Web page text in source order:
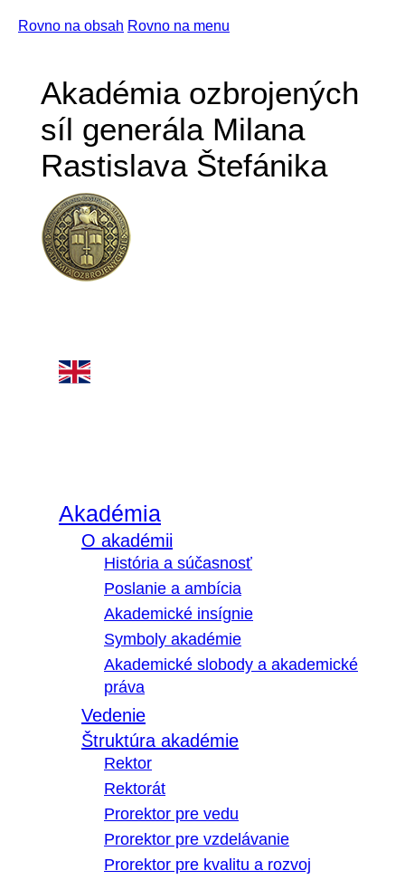
Rovno na obsah Rovno na menu
Akadémia ozbrojených
síl generála Milana
Rastislava Štefánika
Akadémia
O akadémii
História a súčasnosť
Poslanie a ambícia
Akademické insígnie
Symboly akadémie
Akademické slobody a akademické
práva
Vedenie
Štruktúra akadémie
Rektor
Rektorát
Prorektor pre vedu
Prorektor pre vzdelávanie
Prorektor pre kvalitu a rozvoj